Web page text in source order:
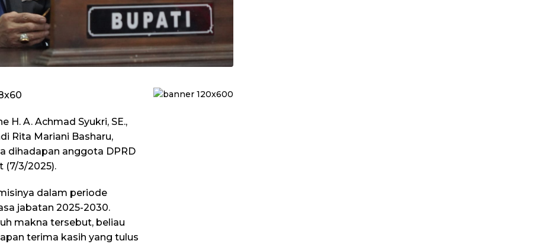
H. A. Achmad Syukri, SE.,
Rita Mariani Basharu,
dihadapan anggota DPRD
(7/3/2025).
dalam periode
jabatan 2025-2030.
makna tersebut, beliau
terima kasih yang tulus